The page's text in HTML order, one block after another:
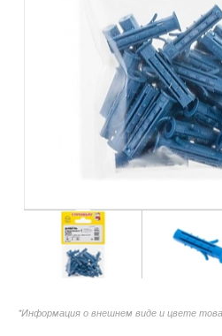
*Информация о внешнем виде и цвете